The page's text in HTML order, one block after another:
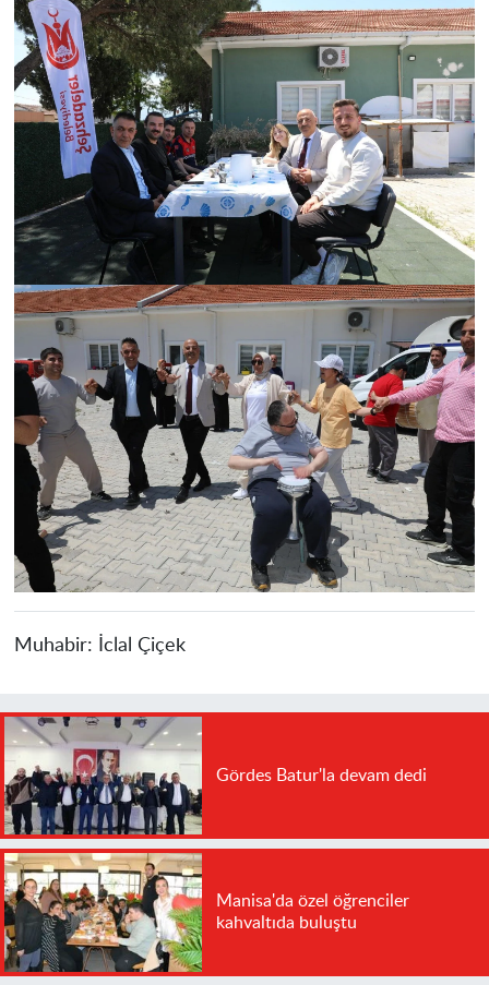
Muhabir: İclal Çiçek
Gördes Batur'la devam dedi
Manisa'da özel öğrenciler
kahvaltıda buluştu